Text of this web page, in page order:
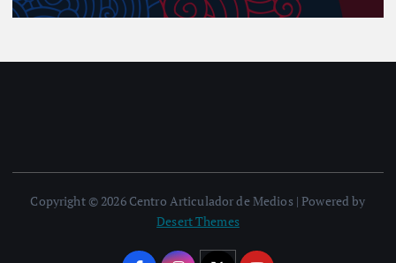
Copyright © 2026 Centro Articulador de Medios | Powered by
Desert Themes